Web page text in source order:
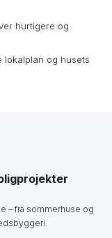
hurtigere og
lokalplan og husets
– fra sommerhuse og